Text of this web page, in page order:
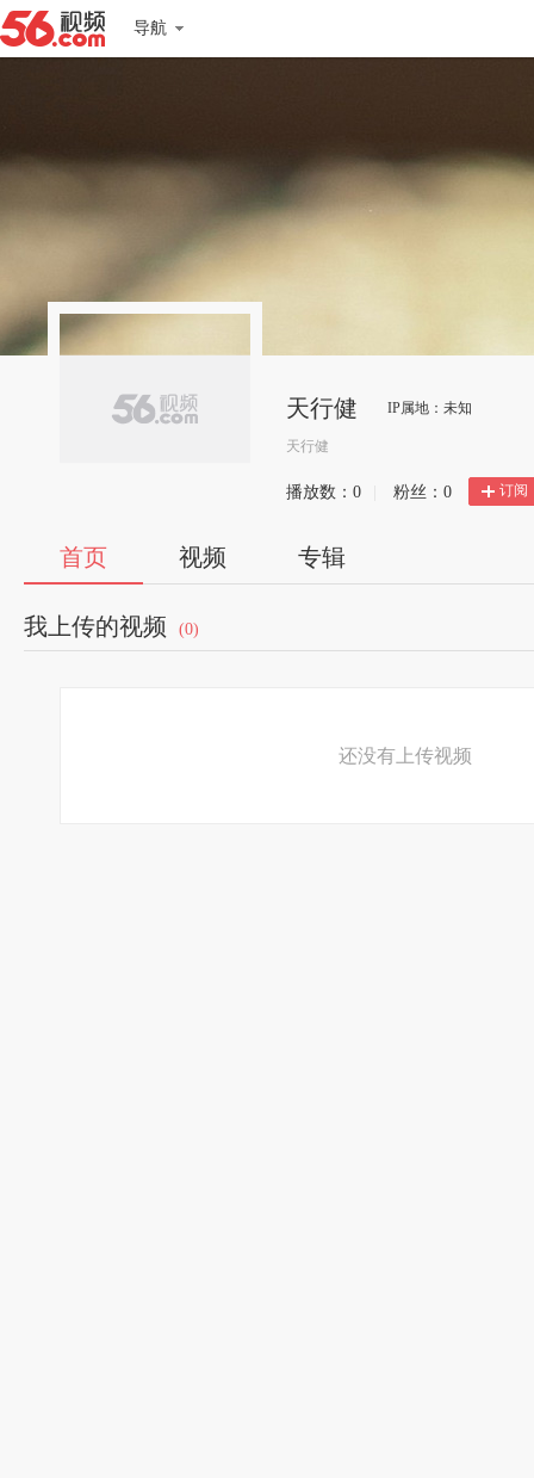
导航
天行健 IP属地：未知
天行健
播放数： 0 粉丝： 0 订阅
首页 视频 专辑
我上传的视频 (0)
还没有上传视频